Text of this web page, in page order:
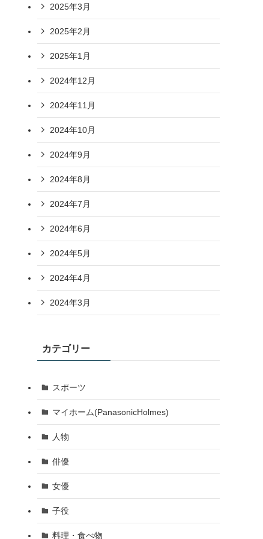
2025年3月
2025年2月
2025年1月
2024年12月
2024年11月
2024年10月
2024年9月
2024年8月
2024年7月
2024年6月
2024年5月
2024年4月
2024年3月
カテゴリー
スポーツ
マイホーム(PanasonicHolmes)
人物
俳優
女優
子役
料理・食べ物